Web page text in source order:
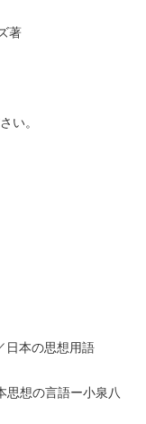
著
い。
日本の思想用語
思想の言語ー小泉八